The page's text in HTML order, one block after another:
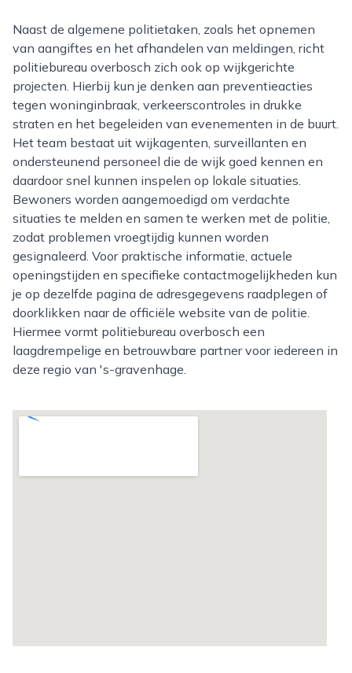
Naast de algemene politietaken, zoals het opnemen
van aangiftes en het afhandelen van meldingen, richt
politiebureau overbosch zich ook op wijkgerichte
projecten. Hierbij kun je denken aan preventieacties
tegen woninginbraak, verkeerscontroles in drukke
straten en het begeleiden van evenementen in de buurt.
Het team bestaat uit wijkagenten, surveillanten en
ondersteunend personeel die de wijk goed kennen en
daardoor snel kunnen inspelen op lokale situaties.
Bewoners worden aangemoedigd om verdachte
situaties te melden en samen te werken met de politie,
zodat problemen vroegtijdig kunnen worden
gesignaleerd. Voor praktische informatie, actuele
openingstijden en specifieke contactmogelijkheden kun
je op dezelfde pagina de adresgegevens raadplegen of
doorklikken naar de officiële website van de politie.
Hiermee vormt politiebureau overbosch een
laagdrempelige en betrouwbare partner voor iedereen in
deze regio van 's-gravenhage.